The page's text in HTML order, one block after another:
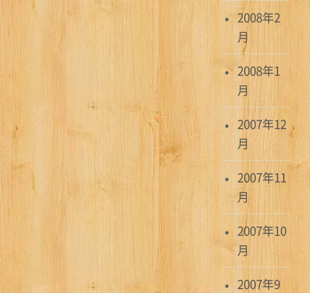
2008年2
月
2008年1
月
2007年12
月
2007年11
月
2007年10
月
2007年9